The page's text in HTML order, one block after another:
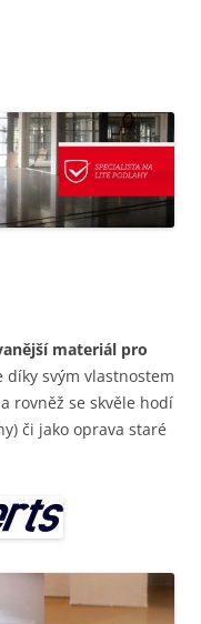
pro Brno a okolí,
vytápění.
materiál pro
svým vlastnostem
rovněž se skvěle hodí
či jako oprava staré